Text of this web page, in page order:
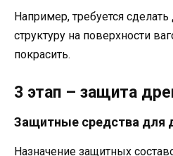
Например, требуется
структуру на поверхности
покрасить.
3 этап – защита
Защитные средства для
Назначение защитных